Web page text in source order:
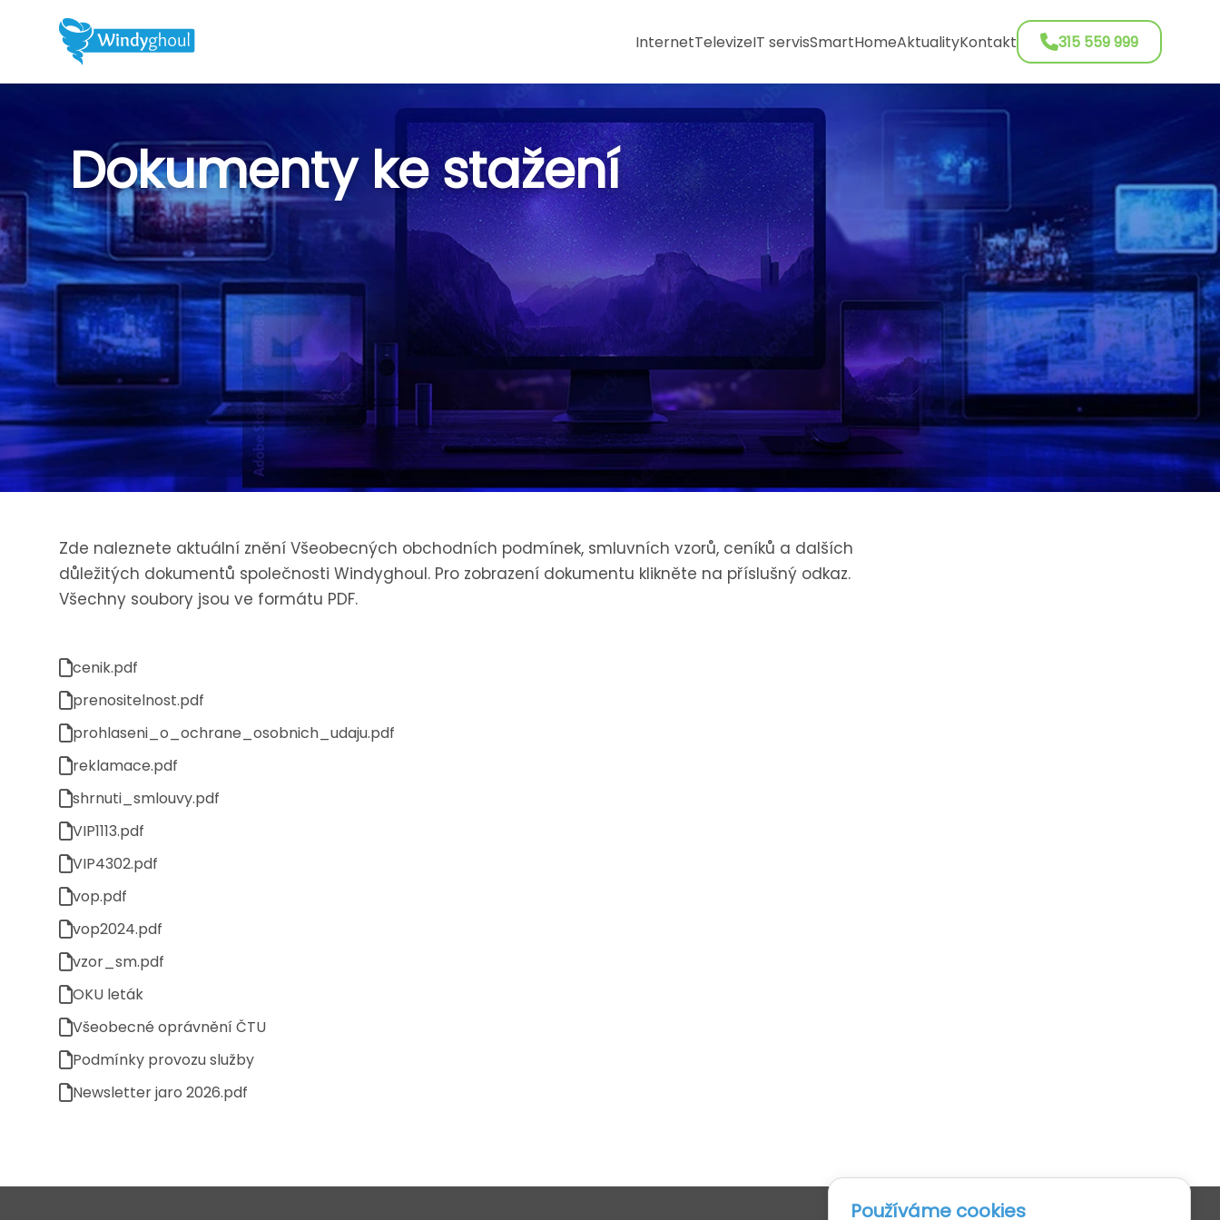
Používáme cookies
InternetTelevizeIT servisSmartHomeAktualityKontakt 315 559 999
Dokumenty ke stažení
Zde naleznete aktuální znění Všeobecných obchodních podmínek, smluvních vzorů, ceníků a dalších
důležitých dokumentů společnosti Windyghoul. Pro zobrazení dokumentu klikněte na příslušný odkaz.
Všechny soubory jsou ve formátu PDF.
cenik.pdf
prenositelnost.pdf
prohlaseni_o_ochrane_osobnich_udaju.pdf
reklamace.pdf
shrnuti_smlouvy.pdf
VIP1113.pdf
VIP4302.pdf
vop.pdf
vop2024.pdf
vzor_sm.pdf
OKU leták
Všeobecné oprávnění ČTU
Podmínky provozu služby
Newsletter jaro 2026.pdf